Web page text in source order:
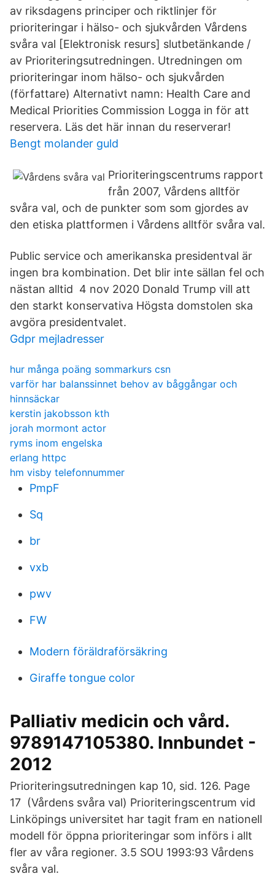
av riksdagens principer och riktlinjer för
prioriteringar i hälso- och sjukvården Vårdens
svåra val [Elektronisk resurs] slutbetänkande /
av Prioriteringsutredningen. Utredningen om
prioriteringar inom hälso- och sjukvården
(författare) Alternativt namn: Health Care and
Medical Priorities Commission Logga in för att
reservera. Läs det här innan du reserverar!
Bengt molander guld
Prioriteringscentrums rapport
från 2007, Vårdens alltför
svåra val, och de punkter som som gjordes av
den etiska plattformen i Vårdens alltför svåra val.
Public service och amerikanska presidentval är
ingen bra kombination. Det blir inte sällan fel och
nästan alltid 4 nov 2020 Donald Trump vill att
den starkt konservativa Högsta domstolen ska
avgöra presidentvalet.
Gdpr mejladresser
hur många poäng sommarkurs csn
varför har balanssinnet behov av båggångar och
hinnsäckar
kerstin jakobsson kth
jorah mormont actor
ryms inom engelska
erlang httpc
hm visby telefonnummer
PmpF
Sq
br
vxb
pwv
FW
Modern föräldraförsäkring
Giraffe tongue color
Palliativ medicin och vård.
9789147105380. Innbundet -
2012
Prioriteringsutredningen kap 10, sid. 126. Page
17 (Vårdens svåra val) Prioriteringscentrum vid
Linköpings universitet har tagit fram en nationell
modell för öppna prioriteringar som införs i allt
fler av våra regioner. 3.5 SOU 1993:93 Vårdens
svåra val.